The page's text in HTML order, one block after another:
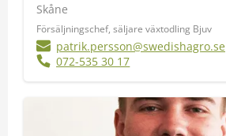
Skåne
Försäljningschef, säljare växtodling Bjuv
patrik.persson@swedishagro.se
072-535 30 17